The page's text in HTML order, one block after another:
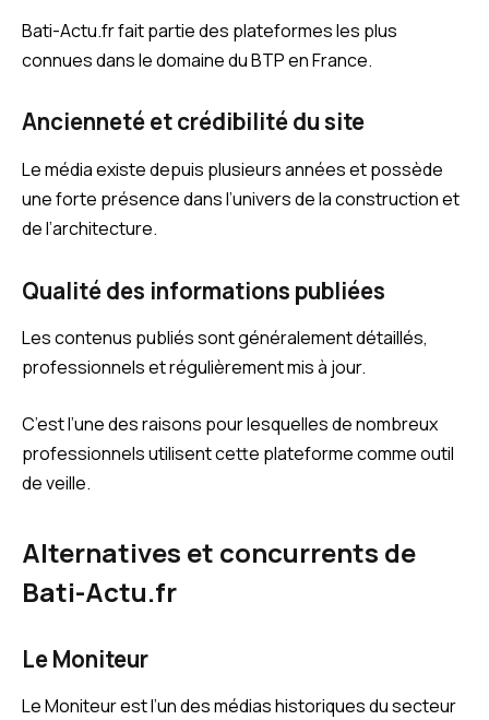
Bati-Actu.fr fait partie des plateformes les plus
connues dans le domaine du BTP en France.
Ancienneté et crédibilité du site
Le média existe depuis plusieurs années et possède
une forte présence dans l’univers de la construction et
de l’architecture.
Qualité des informations publiées
Les contenus publiés sont généralement détaillés,
professionnels et régulièrement mis à jour.
C’est l’une des raisons pour lesquelles de nombreux
professionnels utilisent cette plateforme comme outil
de veille.
Alternatives et concurrents de
Bati-Actu.fr
Le Moniteur
Le Moniteur est l’un des médias historiques du secteur